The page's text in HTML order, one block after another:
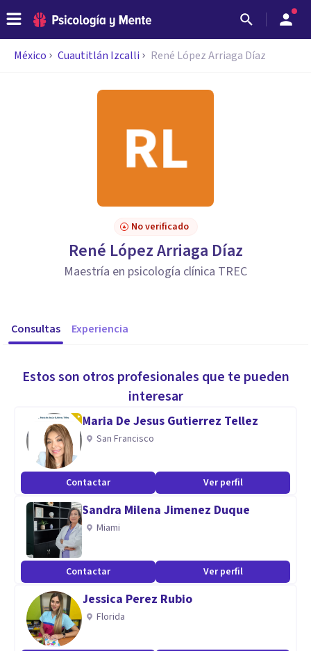
México Cuautitlán Izcalli René López Arriaga Díaz
No verificado
René López Arriaga Díaz
Maestría en psicología clínica TREC
Consultas Experiencia
Estos son otros profesionales que te pueden
interesar
Maria De Jesus Gutierrez Tellez
San Francisco
Contactar Ver perfil
Sandra Milena Jimenez Duque
Miami
Contactar Ver perfil
Jessica Perez Rubio
Florida